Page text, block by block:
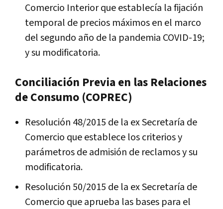
Comercio Interior que establecía la fijación
temporal de precios máximos en el marco
del segundo año de la pandemia COVID-19;
y su modificatoria.
Conciliación Previa en las Relaciones
de Consumo (COPREC)
Resolución 48/2015 de la ex Secretaría de
Comercio que establece los criterios y
parámetros de admisión de reclamos y su
modificatoria.
Resolución 50/2015 de la ex Secretaría de
Comercio que aprueba las bases para el